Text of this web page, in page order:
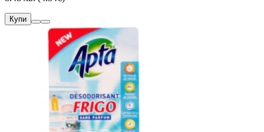
Купи